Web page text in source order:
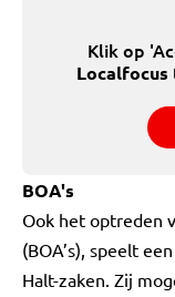
Klik op
Localfocus
BOA's
Ook het optreden
(BOA’s), speelt
Halt-zaken. Zij